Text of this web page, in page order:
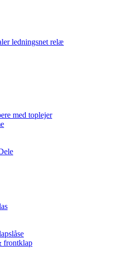
ledningsnet relæ
med toplejer
frontklap